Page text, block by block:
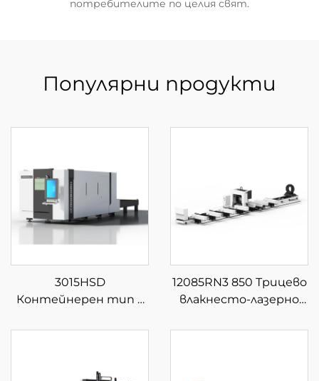
потребителите по целия свят.
Популярни продукти
3015HSD
Контейнерен тип с
платформа за фибер
12085RN3 850 Трицево
влакнесто-лазерно
рязане на тръби